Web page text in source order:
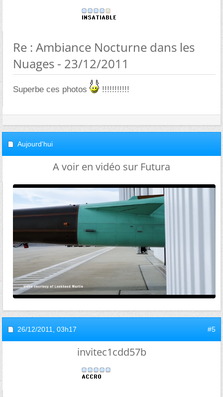
Re : Ambiance Nocturne dans les
Nuages - 23/12/2011
Superbe ces photos !!!!!!!!!!!
Aujourd'hui
A voir en vidéo sur Futura
26/12/2011, 03h17 #5
invitec1cdd57b